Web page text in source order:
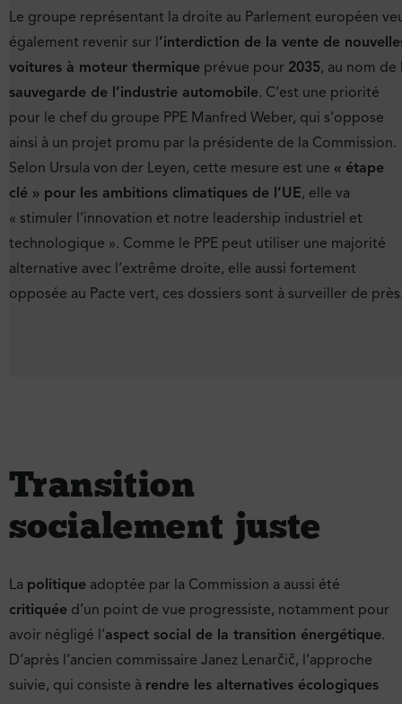
Le groupe représentant la droite au Parlement européen
également revenir sur l’interdiction de la vente de
voitures à moteur thermique prévue pour 2035, au nom de
sauvegarde de l’industrie automobile. C’est une priorité
pour le chef du groupe PPE Manfred Weber, qui s’oppose
ainsi à un projet promu par la présidente de la Commission.
Selon Ursula von der Leyen, cette mesure est une « étape
clé » pour les ambitions climatiques de l’UE, elle va
« stimuler l’innovation et notre leadership industriel et
technologique ». Comme le PPE peut utiliser une majorité
alternative avec l’extrême droite, elle aussi fortement
opposée au Pacte vert, ces dossiers sont à surveiller de
Transition
socialement juste
La politique adoptée par la Commission a aussi été
critiquée d’un point de vue progressiste, notamment pour
avoir négligé l’aspect social de la transition énergétique.
D’après l’ancien commissaire Janez Lenarčič, l’approche
suivie, qui consiste à rendre les alternatives écologiques